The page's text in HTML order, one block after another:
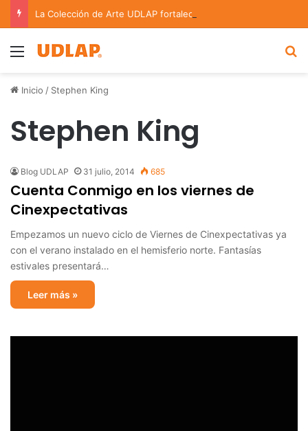
Menu
Inicio / Stephen King
Stephen King
Blog UDLAP 31 julio, 2014 685
Cuenta Conmigo en los viernes de
Cinexpectativas
Empezamos un nuevo ciclo de Viernes de Cinexpectativas ya
con el verano instalado en el hemisferio norte. Fantasías
estivales presentará…
Leer más »